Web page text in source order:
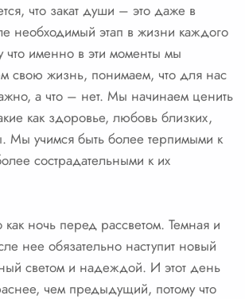
что закат души – это даже в
необходимый этап в жизни каждого
что именно в эти моменты мы
свою жизнь, понимаем, что для нас
а что – нет. Мы начинаем ценить
как здоровье, любовь близких,
Мы учимся быть более терпимыми к
сострадательными к их
ночь перед рассветом. Темная и
нее обязательно наступит новый
светом и надеждой. И этот день
чем предыдущий, потому что